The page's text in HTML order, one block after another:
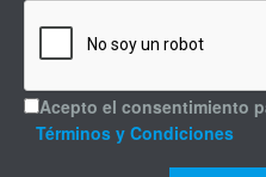
Acepto el consentimiento
Términos y Condiciones